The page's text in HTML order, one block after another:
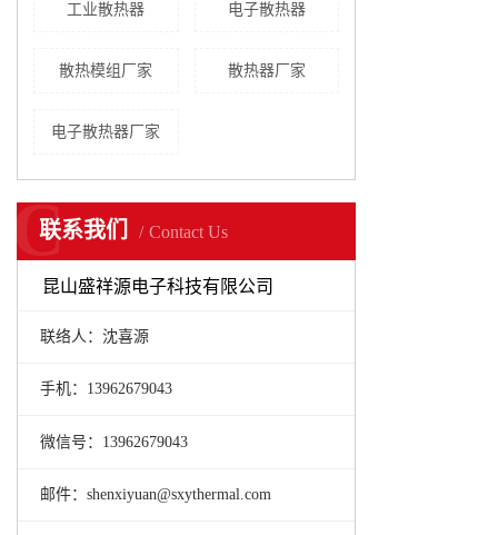
工业散热器 电子散热器
散热模组厂家 散热器厂家
电子散热器厂家
联系我们 Contact Us
C
昆山盛祥源电子科技有限公司
联络人：沈喜源
手机：13962679043
微信号：13962679043
邮件：shenxiyuan@sxythermal.com